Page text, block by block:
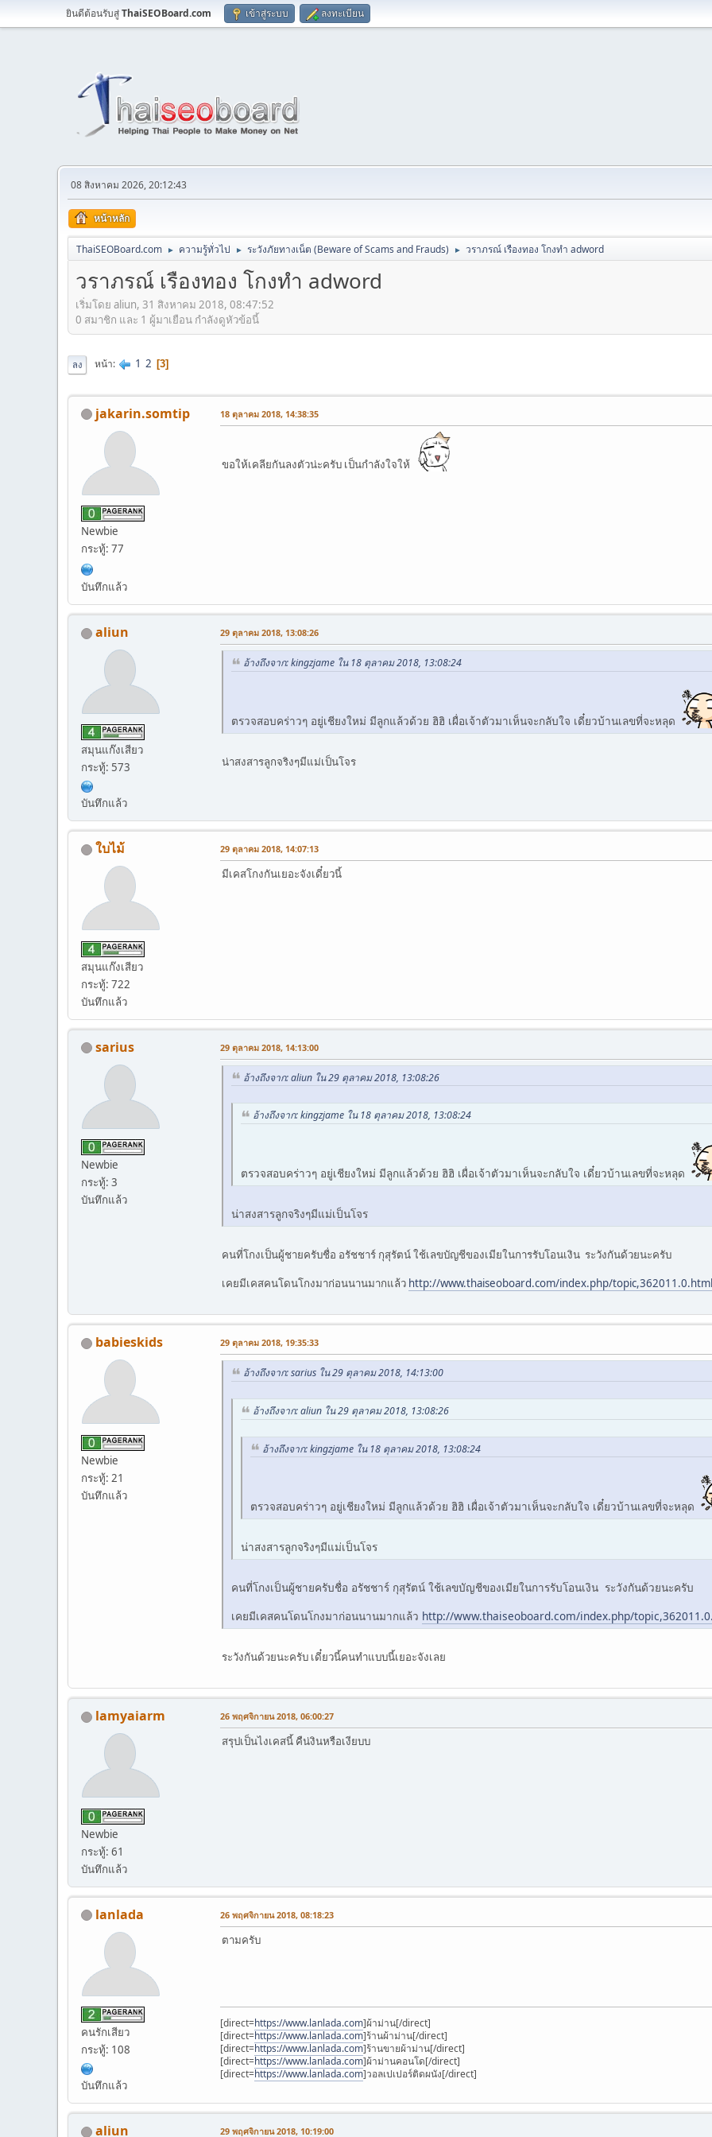
ยินดีต้อนรับสู่ThaiSEOBoard.com เข้าสู่ระบบ ลงทะเบียน
08 สิงหาคม 2026, 20:12:43
หน้าหลัก
ThaiSEOBoard.com ► ความรู้ทั่วไป ► ระวังภัยทางเน็ต (Beware of Scams and Frauds) ► วราภรณ์ เรืองทอง โกงทำ adword
วราภรณ์ เรืองทอง โกงทำ adword
เริ่มโดย aliun, 31 สิงหาคม 2018, 08:47:52
0 สมาชิก และ 1 ผู้มาเยือน กำลังดูหัวข้อนี้
ลง หน้า 1 2 3
jakarin.somtip
Newbie
กระทู้: 77
บันทึกแล้ว
18 ตุลาคม 2018, 14:38:35
ขอให้เคลียกันลงตัวน่ะครับ เป็นกำลังใจให้
aliun
สมุนแก๊งเสียว
กระทู้: 573
บันทึกแล้ว
29 ตุลาคม 2018, 13:08:26
อ้างถึงจาก: kingzjame ใน 18 ตุลาคม 2018, 13:08:24
ตรวจสอบคร่าวๆ อยู่เชียงใหม่ มีลูกแล้วด้วย ฮิฮิ เผื่อเจ้าตัวมาเห็นจะกลับใจ เดี๋ยวบ้านเลขที่จะหลุด
น่าสงสารลูกจริงๆมีแม่เป็นโจร
ใบไม้
สมุนแก๊งเสียว
กระทู้: 722
บันทึกแล้ว
29 ตุลาคม 2018, 14:07:13
มีเคสโกงกันเยอะจังเดี๋ยวนี้
sarius
Newbie
กระทู้: 3
บันทึกแล้ว
29 ตุลาคม 2018, 14:13:00
อ้างถึงจาก: aliun ใน 29 ตุลาคม 2018, 13:08:26
อ้างถึงจาก: kingzjame ใน 18 ตุลาคม 2018, 13:08:24
ตรวจสอบคร่าวๆ อยู่เชียงใหม่ มีลูกแล้วด้วย ฮิฮิ เผื่อเจ้าตัวมาเห็นจะกลับใจ เดี๋ยวบ้านเลขที่จะหลุด
น่าสงสารลูกจริงๆมีแม่เป็นโจร
คนที่โกงเป็นผู้ชายครับชื่อ อรัชชาร์ กุสุรัตน์ ใช้เลขบัญชีของเมียในการรับโอนเงิน ระวังกันด้วยนะครับ
เคยมีเคสคนโดนโกงมาก่อนนานมากแล้ว http://www.thaiseoboard.com/index.php/topic,362011.0.html
babieskids
Newbie
กระทู้: 21
บันทึกแล้ว
29 ตุลาคม 2018, 19:35:33
อ้างถึงจาก: sarius ใน 29 ตุลาคม 2018, 14:13:00
อ้างถึงจาก: aliun ใน 29 ตุลาคม 2018, 13:08:26
อ้างถึงจาก: kingzjame ใน 18 ตุลาคม 2018, 13:08:24
ตรวจสอบคร่าวๆ อยู่เชียงใหม่ มีลูกแล้วด้วย ฮิฮิ เผื่อเจ้าตัวมาเห็นจะกลับใจ เดี๋ยวบ้านเลขที่จะหลุด
น่าสงสารลูกจริงๆมีแม่เป็นโจร
คนที่โกงเป็นผู้ชายครับชื่อ อรัชชาร์ กุสุรัตน์ ใช้เลขบัญชีของเมียในการรับโอนเงิน ระวังกันด้วยนะครับ
เคยมีเคสคนโดนโกงมาก่อนนานมากแล้ว http://www.thaiseoboard.com/index.php/
ระวังกันด้วยนะครับ เดี๋ยวนี้คนทำแบบนี้เยอะจังเลย
lamyaiarm
Newbie
กระทู้: 61
บันทึกแล้ว
26 พฤศจิกายน 2018, 06:00:27
สรุปเป็นไงเคสนี้ คืน่งินหรือเงียบบ
lanlada
คนรักเสียว
กระทู้: 108
บันทึกแล้ว
26 พฤศจิกายน 2018, 08:18:23
ตามครับ
[direct=https://www.lanlada.com]ผ้าม่าน[/direct]
[direct=https://www.lanlada.com]ร้านผ้าม่าน[/direct]
[direct=https://www.lanlada.com]ร้านขายผ้าม่าน[/direct]
[direct=https://www.lanlada.com]ผ้าม่านคอนโด[/direct]
[direct=https://www.lanlada.com]วอลเปเปอร์ติดผนัง[/direct]
aliun 29 พฤศจิกายน 2018, 10:19:00